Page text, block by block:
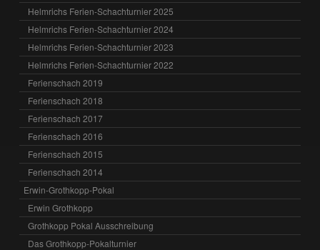
Helmrichs Ferien-Schachturnier 2025
Helmrichs Ferien-Schachturnier 2024
Helmrichs Ferien-Schachturnier 2023
Helmrichs Ferien-Schachturnier 2022
Ferienschach 2019
Ferienschach 2018
Ferienschach 2017
Ferienschach 2016
Ferienschach 2015
Ferienschach 2014
Erwin-Grothkopp-Pokal
Erwin Grothkopp
Grothkopp Pokal Ausschreibung
Das Grothkopp-Pokalturnier